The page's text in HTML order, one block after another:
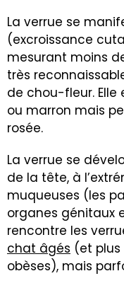
La verrue se
(excroissance
mesurant moins
très
de chou-fleur. Elle
ou marron mais
rosée.
La verrue se
de la tête, à
muqueuses (les
organes génitaux
rencontre les
chat âgés (et
obèses), mais